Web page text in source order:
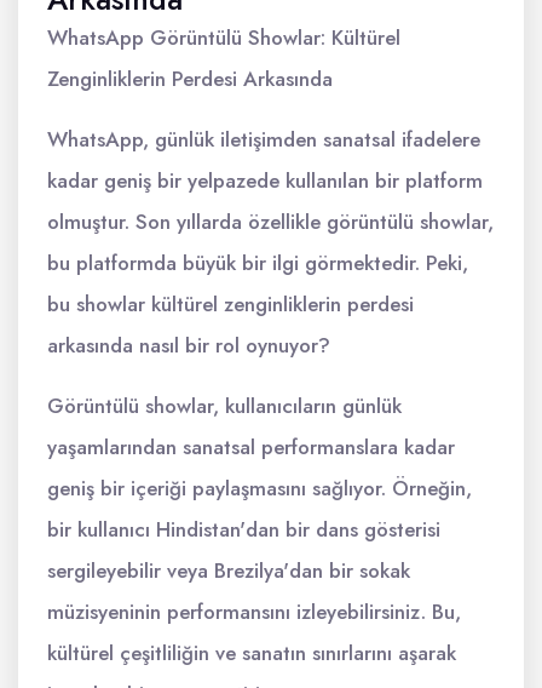
WhatsApp Görüntülü Showlar: Kültürel
Zenginliklerin Perdesi Arkasında
WhatsApp, günlük iletişimden sanatsal ifadelere
kadar geniş bir yelpazede kullanılan bir platform
olmuştur. Son yıllarda özellikle görüntülü showlar,
bu platformda büyük bir ilgi görmektedir. Peki,
bu showlar kültürel zenginliklerin perdesi
arkasında nasıl bir rol oynuyor?
Görüntülü showlar, kullanıcıların günlük
yaşamlarından sanatsal performanslara kadar
geniş bir içeriği paylaşmasını sağlıyor. Örneğin,
bir kullanıcı Hindistan'dan bir dans gösterisi
sergileyebilir veya Brezilya'dan bir sokak
müzisyeninin performansını izleyebilirsiniz. Bu,
kültürel çeşitliliğin ve sanatın sınırlarını aşarak